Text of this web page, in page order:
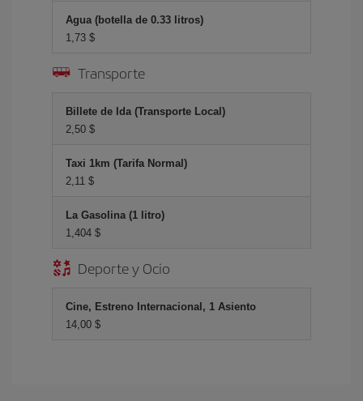
Agua (botella de 0.33 litros)
1,73 $
Transporte
Billete de Ida (Transporte Local)
2,50 $
Taxi 1km (Tarifa Normal)
2,11 $
La Gasolina (1 litro)
1,404 $
Deporte y Ocio
Cine, Estreno Internacional, 1 Asiento
14,00 $